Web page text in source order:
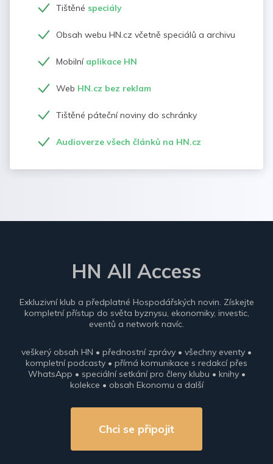
Tištěné speciály
Obsah webu HN.cz včetně speciálů a archivu
Mobilní aplikace HN
Web HN.cz bez reklam
Tištěné páteční noviny do schránky
Audioverze všech článků na HN.cz
HN All Access
Exkluzivní klub a předplatné Hospodářských novin. Získejte
kompletní přístup do světa byznysu, ekonomiky, investic,
eventů a network navíc.
veškerý obsah HN • přednostní zprávy • všechny eventy •
kompletní podcasty • přímá komunikace s redakcí přes
WhatsApp • speciální setkání pro členy klubu • knihy •
kolekce • obsah Ekonomu a další
Chci se připojit